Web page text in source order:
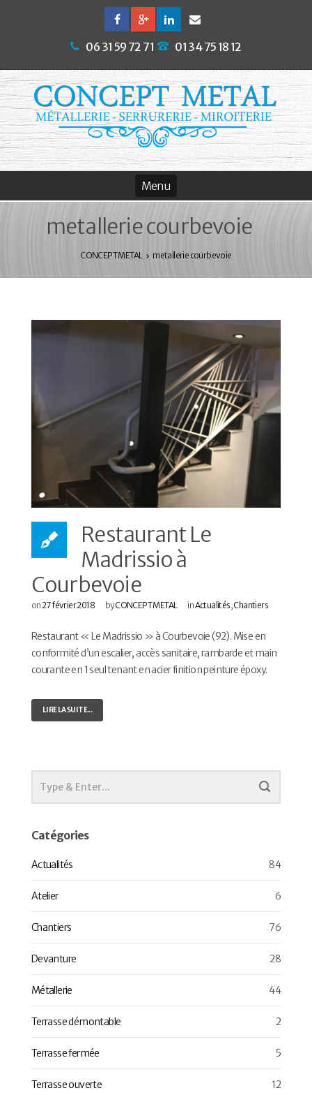
06 31 59 72 71 01 34 75 18 12
metallerie courbevoie
CONCEPT METAL metallerie courbevoie
Restaurant Le
Madrissio à
Courbevoie
on27 février 2018 byCONCEPT METAL inActualités,Chantiers
Restaurant « Le Madrissio » à Courbevoie (92). Mise en
conformité d’un escalier, accès sanitaire, rambarde et main
courante en 1 seul tenant en acier finition peinture époxy.
LIRE LA SUITE...
Catégories
Actualités 84
Atelier 6
Chantiers 76
Devanture 28
Métallerie 44
Terrasse démontable 2
Terrasse fermée 5
Terrasse ouverte 12